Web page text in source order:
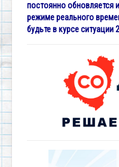
постоянно обновляется
режиме реального
будьте в курсе ситуации